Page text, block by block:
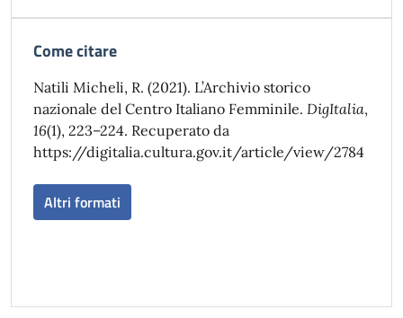
Come citare
Natili Micheli, R. (2021). L’Archivio storico
nazionale del Centro Italiano Femminile. DigItalia,
16(1), 223–224. Recuperato da
https://digitalia.cultura.gov.it/article/view/2784
Altri formati